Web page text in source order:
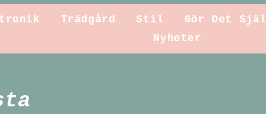
Trädgård Stil Gör Det
Nyheter